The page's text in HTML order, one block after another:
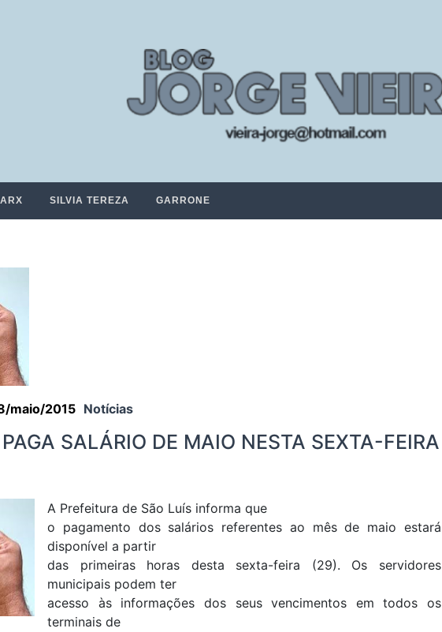
SILVIA TEREZA GARRONE
maio/2015 Notícias
SALÁRIO DE MAIO NESTA SEXTA-FEIRA
A Prefeitura de São Luís informa que
o pagamento dos salários referentes ao mês de maio estará
disponível a partir
das primeiras horas desta sexta-feira (29). Os servidores
municipais podem ter
acesso às informações dos seus vencimentos em todos os
terminais de